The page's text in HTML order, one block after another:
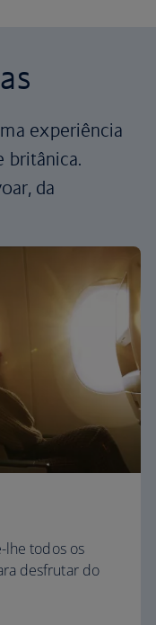
experiência
britânica.
da
lhe todos os
desfrutar do